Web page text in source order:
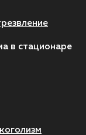
в стационаре